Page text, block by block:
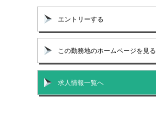
エントリーする
この勤務地のホームページを見る
求人情報一覧へ